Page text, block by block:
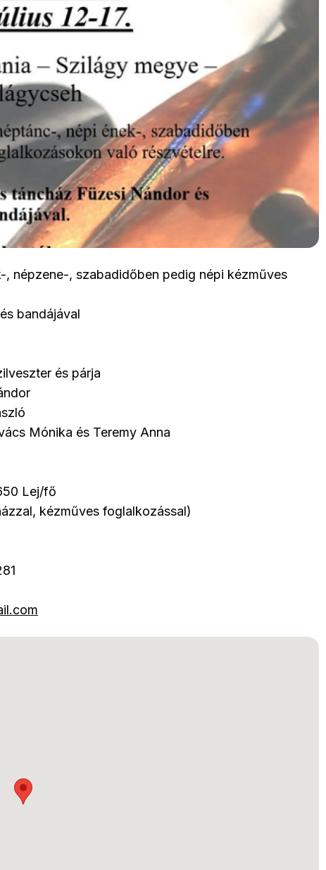
népzene-, szabadidőben pedig népi kézműves
bandájával
és párja
Mónika és Teremy Anna
Lej/fő
kézműves foglalkozással)